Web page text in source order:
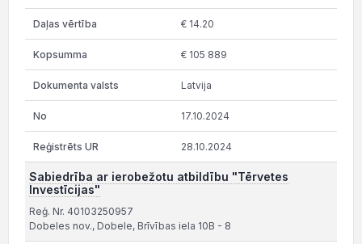
€ 14.20
€ 105 889
Latvija
17.10.2024
28.10.2024
Sabiedrība ar ierobežotu atbildību "Tērvetes
Investīcijas"
Reģ. Nr. 40103250957
Dobeles nov., Dobele, Brīvības iela 10B - 8